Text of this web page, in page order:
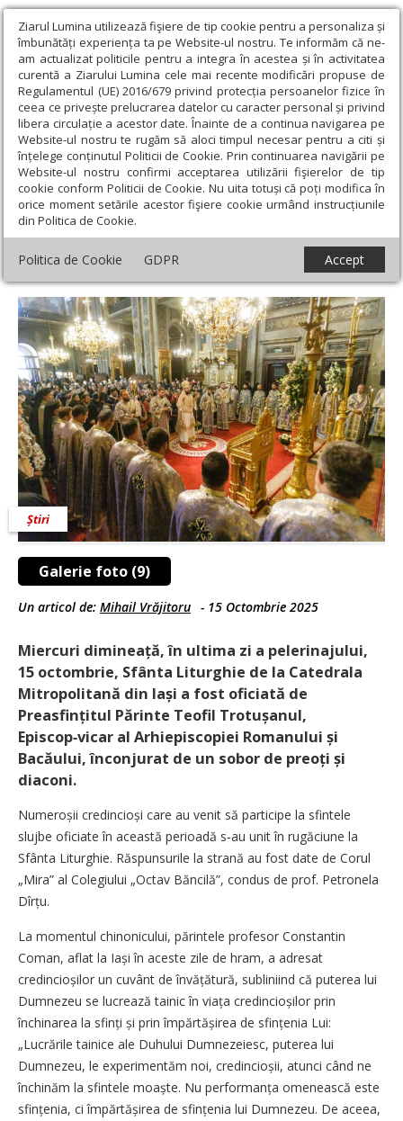
Ziarul Lumina utilizează fişiere de tip cookie pentru a personaliza și
îmbunătăți experiența ta pe Website-ul nostru. Te informăm că ne-
am actualizat politicile pentru a integra în acestea și în activitatea
curentă a Ziarului Lumina cele mai recente modificări propuse de
Regulamentul (UE) 2016/679 privind protecția persoanelor fizice în
ceea ce privește prelucrarea datelor cu caracter personal și privind
libera circulație a acestor date. Înainte de a continua navigarea pe
Website-ul nostru te rugăm să aloci timpul necesar pentru a citi și
înțelege conținutul Politicii de Cookie. Prin continuarea navigării pe
Website-ul nostru confirmi acceptarea utilizării fişierelor de tip
cookie conform Politicii de Cookie. Nu uita totuși că poți modifica în
orice moment setările acestor fişiere cookie urmând instrucțiunile
din Politica de Cookie.
Politica de Cookie GDPR Accept
Ziarul Lumina › Actualitate religioasă › Știri › Sfânta Liturghie din
ultima zi a pelerinajului, oficiată de PS Părinte Teofil Trotușanul la
Iași
Sfânta Liturghie din ultima zi a
pelerinajului, oficiată de PS Părinte Teofil
Trotușanul la Iași
Galerie foto (9)
Știri
Un articol de: Mihail Vrăjitoru - 15 Octombrie 2025
Miercuri dimineață, în ultima zi a pelerinajului,
15 octombrie, Sfânta Liturghie de la Catedrala
Mitropolitană din Iași a fost oficiată de
Preasfințitul Părinte Teofil Trotușanul,
Episcop‑vicar al Arhiepiscopiei Romanului și
Bacăului, înconjurat de un sobor de preoți și
diaconi.
Numeroșii credincioși care au venit să participe la sfintele
slujbe oficiate în această perioadă s‑au unit în rugăciune la
Sfânta Liturghie. Răspunsurile la strană au fost date de Corul
„Mira” al Colegiului „Octav Băncilă”, condus de prof. Petronela
Dîrțu.
La momentul chinonicului, părintele profesor Constantin
Coman, aflat la Iași în aceste zile de hram, a adresat
credincioșilor un cuvânt de învățătură, subliniind că puterea lui
Dumnezeu se lucrează tainic în viața credincioșilor prin
închinarea la sfinți și prin împărtășirea de sfințenia Lui:
„Lucrările tainice ale Duhului Dumnezeiesc, puterea lui
Dumnezeu, le experimentăm noi, credincioșii, atunci când ne
închinăm la sfintele moaște. Nu performanța omenească este
sfințenia, ci împărtășirea de sfințenia lui Dumnezeu. De aceea,